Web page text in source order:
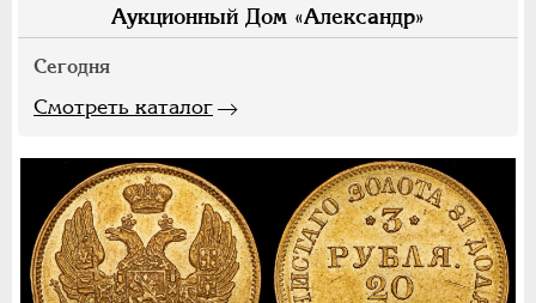
Аукционный Дом «Александр»
Сегодня
Смотреть каталог